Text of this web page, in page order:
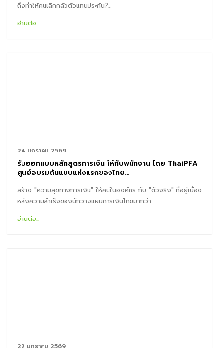
ถึงทำให้คนเลิกกลัวตัวแทนประกัน?…
อ่านต่อ...
24 มกราคม 2569
รับออกแบบหลักสูตรการเงิน ให้กับพนักงาน โดย ThaiPFA
ศูนย์อบรมต้นแบบแห่งแรกของไทย…
สร้าง "ความสุขทางการเงิน" ให้คนในองค์กร กับ "ตัวจริง" ที่อยู่เบื้อง
หลังความสำเร็จของนักวางแผนการเงินไทยมากว่า…
อ่านต่อ...
22 มกราคม 2569